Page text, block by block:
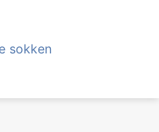
sokken